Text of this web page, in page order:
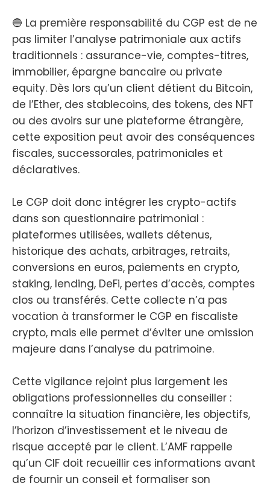
🔵 La première responsabilité du CGP est de ne
pas limiter l’analyse patrimoniale aux actifs
traditionnels : assurance-vie, comptes-titres,
immobilier, épargne bancaire ou private
equity. Dès lors qu’un client détient du Bitcoin,
de l’Ether, des stablecoins, des tokens, des NFT
ou des avoirs sur une plateforme étrangère,
cette exposition peut avoir des conséquences
fiscales, successorales, patrimoniales et
déclaratives.
Le CGP doit donc intégrer les crypto-actifs
dans son questionnaire patrimonial :
plateformes utilisées, wallets détenus,
historique des achats, arbitrages, retraits,
conversions en euros, paiements en crypto,
staking, lending, DeFi, pertes d’accès, comptes
clos ou transférés. Cette collecte n’a pas
vocation à transformer le CGP en fiscaliste
crypto, mais elle permet d’éviter une omission
majeure dans l’analyse du patrimoine.
Cette vigilance rejoint plus largement les
obligations professionnelles du conseiller :
connaître la situation financière, les objectifs,
l’horizon d’investissement et le niveau de
risque accepté par le client. L’AMF rappelle
qu’un CIF doit recueillir ces informations avant
de fournir un conseil et formaliser son